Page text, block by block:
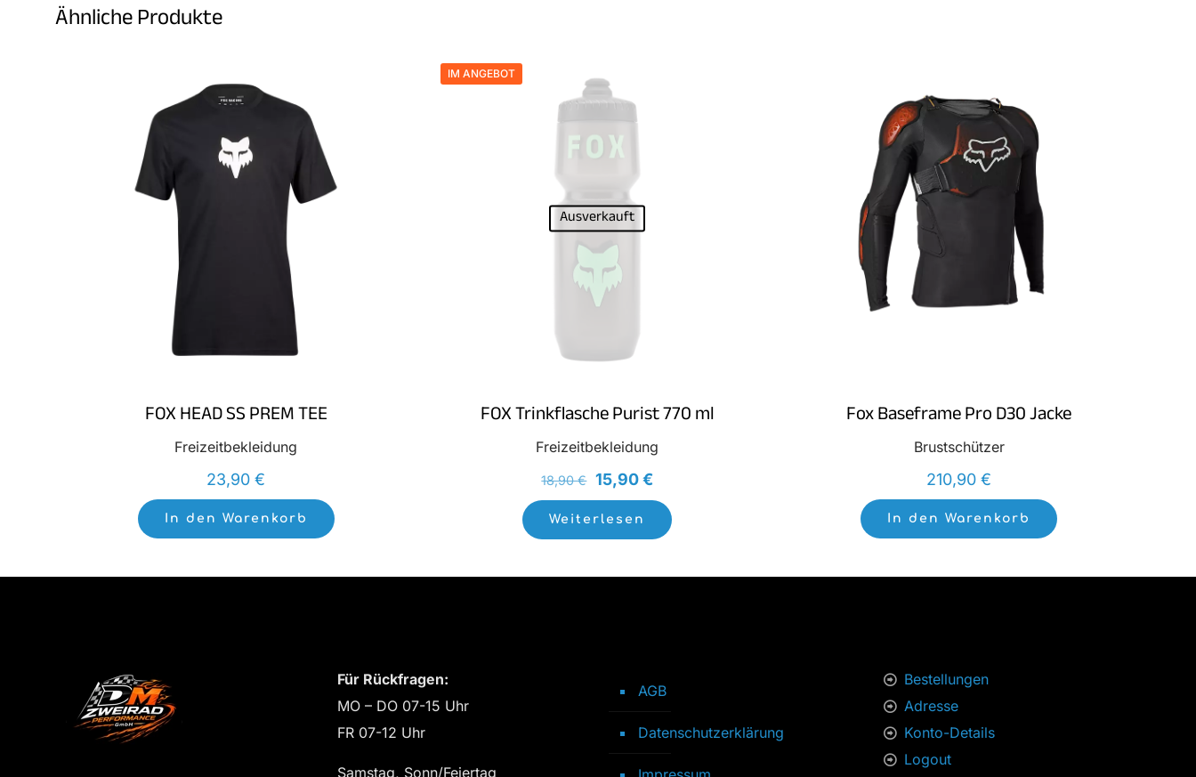
Ähnliche Produkte
FOX HEAD SS PREM TEE
Freizeitbekleidung
23,90€
In den Warenkorb
IM ANGEBOT
Ausverkauft
FOX Trinkflasche Purist 770 ml
Freizeitbekleidung
18,90€ Ursprünglicher
Preis
15,90€
Preis
ist:
Weiterlesen
Fox Baseframe Pro D30 Jacke
Brustschützer
210,90€
In den Warenkorb
Für Rückfragen:
MO – DO 07-15 Uhr
FR 07-12 Uhr
Samstag, Sonn/Feiertag
AGB
Datenschutzerklärung
Bestellungen
Adresse
Konto-Details
Logout